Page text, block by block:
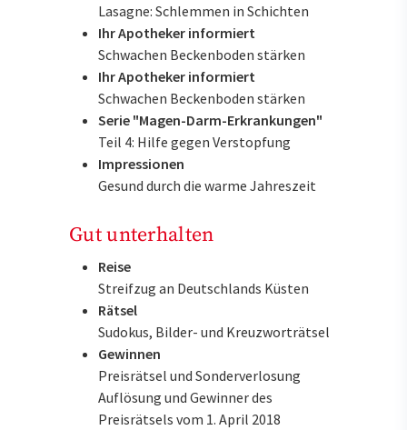
Lasagne: Schlemmen in Schichten
Ihr Apotheker informiert
Schwachen Beckenboden stärken
Ihr Apotheker informiert
Schwachen Beckenboden stärken
Serie "Magen-Darm-Erkrankungen"
Teil 4: Hilfe gegen Verstopfung
Impressionen
Gesund durch die warme Jahreszeit
Gut unterhalten
Reise
Streifzug an Deutschlands Küsten
Rätsel
Sudokus, Bilder- und Kreuzworträtsel
Gewinnen
Preisrätsel und Sonderverlosung
Auflösung und Gewinner des
Preisrätsels vom 1. April 2018